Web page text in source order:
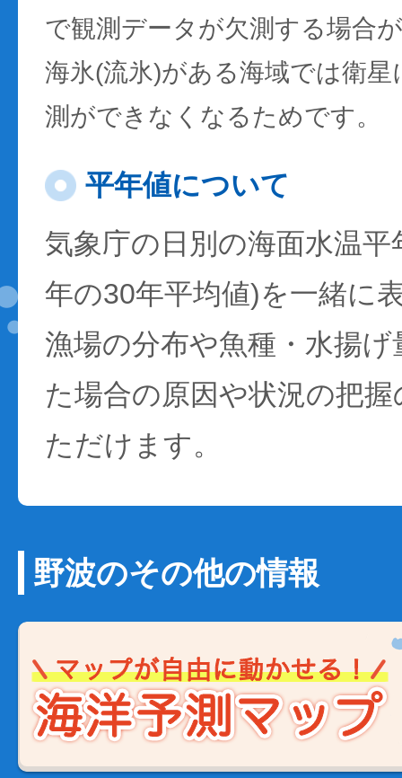
で観測データが欠測する場合
海氷(流氷)がある海域では衛
測ができなくなるためです。
平年値について
気象庁の日別の海面水温
年の30年平均値)を一緒に
漁場の分布や魚種・水揚
た場合の原因や状況の把
ただけます。
野波のその他の情報